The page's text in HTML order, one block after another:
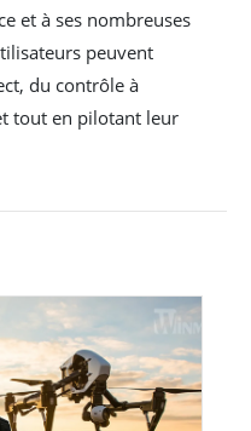
et à ses nombreuses
peuvent
du contrôle à
tout en pilotant leur